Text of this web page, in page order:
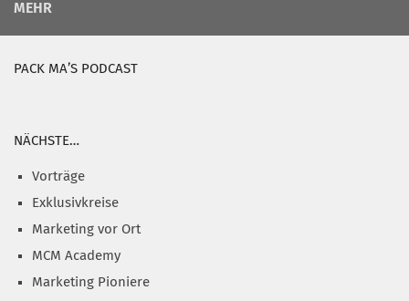
MEHR
PACK MA’S PODCAST
NÄCHSTE…
Vorträge
Exklusivkreise
Marketing vor Ort
MCM Academy
Marketing Pioniere